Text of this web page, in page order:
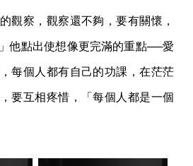
觀察，觀察還不夠，要有關懷，
他點出使想像更完滿的重點──愛
每個人都有自己的功課，在茫茫
要互相疼惜，「每個人都是一個